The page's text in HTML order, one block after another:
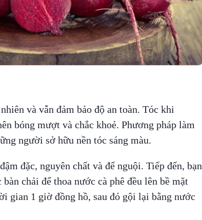
và vẫn đảm bảo độ an toàn. Tóc khi
bóng mượt và chắc khoẻ. Phương pháp làm
người sở hữu nền tóc sáng màu.
đặc, nguyên chất và để nguội. Tiếp đến, bạn
chải để thoa nước cà phê đều lên bề mặt
gian 1 giờ đồng hồ, sau đó gội lại bằng nước